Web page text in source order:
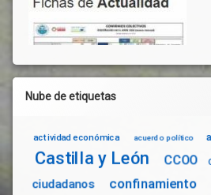
Nube de etiquetas
actividad económica acuerdo político
Castilla y León CCOO
ciudadanos confinamiento